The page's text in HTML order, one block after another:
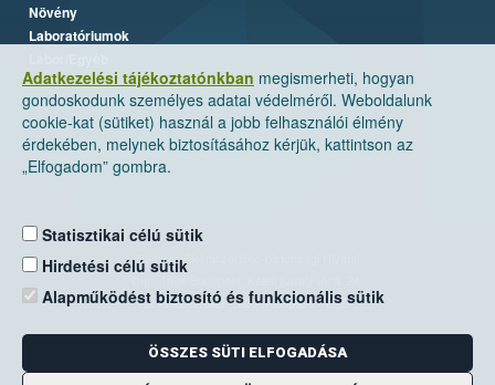
Adatkezelési tájékoztatónkban megismerheti, hogyan
gondoskodunk személyes adatai védelméről. Weboldalunk
cookie-kat (sütiket) használ a jobb felhasználói élmény
érdekében, melynek biztosításához kérjük, kattintson az
„Elfogadom” gombra.
Statisztikai célú sütik
Hirdetési célú sütik
Alapműködést biztosító és funkcionális sütik
ÖSSZES SÜTI ELFOGADÁSA
Növény
Laboratóriumok
Nemzeti Élelmiszerlánc-biztonsági Hivatal
Levelezési cím: 1525 Budapest. Pf. 30.
E-mail:ugyfelszolgalat@nebih.gov.hu